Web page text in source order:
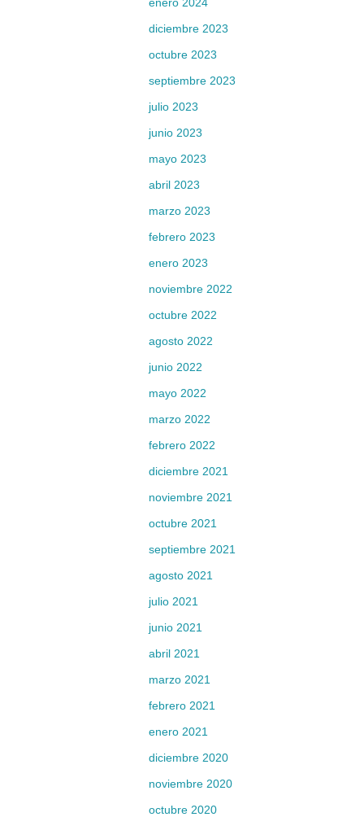
enero 2024
diciembre 2023
octubre 2023
septiembre 2023
julio 2023
junio 2023
mayo 2023
abril 2023
marzo 2023
febrero 2023
enero 2023
noviembre 2022
octubre 2022
agosto 2022
junio 2022
mayo 2022
marzo 2022
febrero 2022
diciembre 2021
noviembre 2021
octubre 2021
septiembre 2021
agosto 2021
julio 2021
junio 2021
abril 2021
marzo 2021
febrero 2021
enero 2021
diciembre 2020
noviembre 2020
octubre 2020